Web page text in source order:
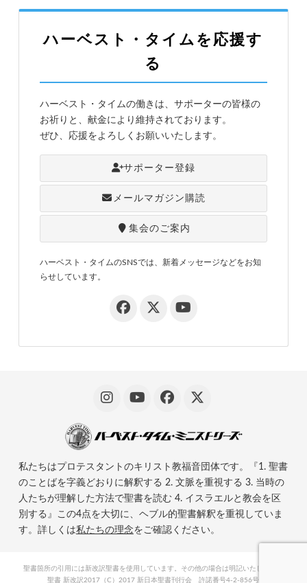
ハーベスト・タイムを応援す
る
ハーベスト・タイムの働きは、サポーターの皆様の
お祈りと、献金により維持されております。
ぜひ、応援をよろしくお願いいたします。
サポーター登録
メールマガジン購読
集会のご案内
ハーベスト・タイムのSNSでは、新着メッセージなどをお知
らせしています。
私たちはプロテスタントのキリスト教福音団体です。『1. 聖書
のことばを字義どおりに解釈する 2. 文脈を重視する 3. 当時の
人たちが理解した方法で聖書を読む 4. イスラエルと教会を区
別する』この4点を大切に、ヘブル的聖書解釈を重視していま
す。詳しくは私たちの理念をご確認ください。
聖書箇所の引用には新改訳聖書を使用しています。その他の場合は明記いたします。
聖書 新改訳2017（C）2017 新日本聖書刊行会 許諾番号4-2-856号